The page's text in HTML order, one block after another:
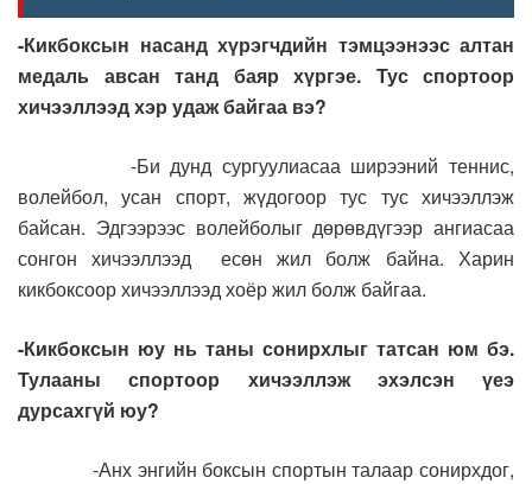
-Кикбоксын насанд хүрэгчдийн тэмцээнээс алтан
медаль авсан танд баяр хүргэе. Тус спортоор
хичээллээд хэр удаж байгаа вэ?
-Би дунд сургуулиасаа ширээний теннис,
волейбол, усан спорт, жүдогоор тус тус хичээллэж
байсан. Эдгээрээс волейболыг дөрөвдүгээр ангиасаа
сонгон хичээллээд есөн жил болж байна. Харин
кикбоксоор хичээллээд хоёр жил болж байгаа.
-Кикбоксын юу нь таны сонирхлыг татсан юм бэ.
Тулааны спортоор хичээллэж эхэлсэн үеэ
дурсахгүй юу?
-Анх энгийн боксын спортын талаар сонирхдог,